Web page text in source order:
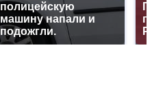
полицейскую
машину напали и
подожгли.